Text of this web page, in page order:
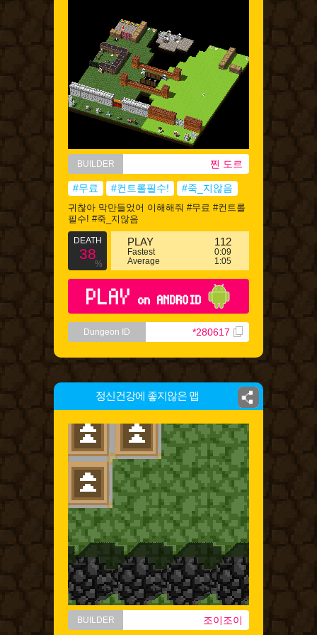
BUILDER 찐 도르
#무료 #컨트롤필수! #죽_지않음
귀찮아 막만들었어 이해해줘 #무료 #컨트롤
필수! #죽_지않음
DEATH
38
%
PLAY 112
Fastest
0:09
Average
1:05
PLAY on ANDROID
Dungeon ID *280617
정신건강에 좋지않은 맵
BUILDER 조이조이